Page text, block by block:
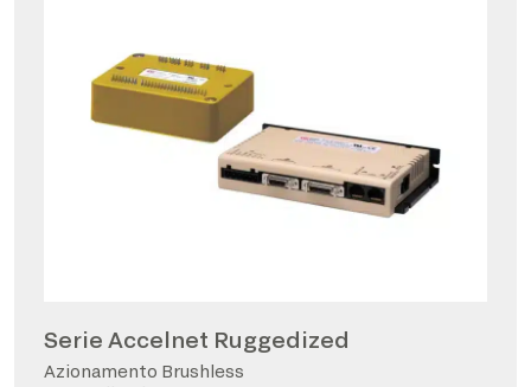
Serie Accelnet Ruggedized
Azionamento Brushless